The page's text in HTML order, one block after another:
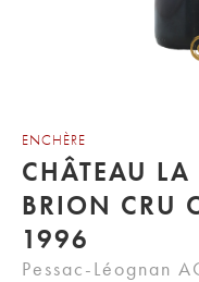
ENCHÈRE
CHÂTEAU
BRION CRU
1996
Pessac-Léognan